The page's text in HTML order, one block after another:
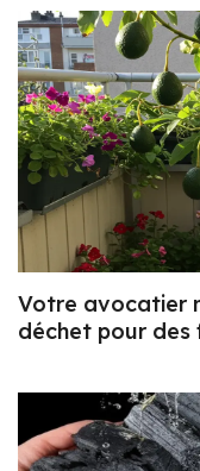
Votre avocatier
déchet pour